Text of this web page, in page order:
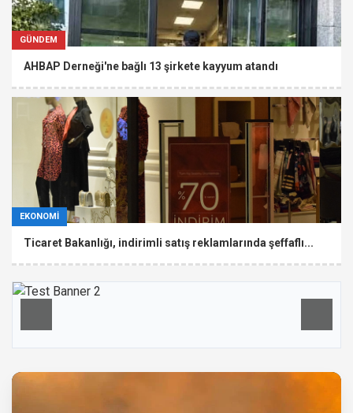
GÜNDEM
AHBAP Derneği'ne bağlı 13 şirkete kayyum atandı
EKONOMİ
Ticaret Bakanlığı, indirimli satış reklamlarında şeffaflı...